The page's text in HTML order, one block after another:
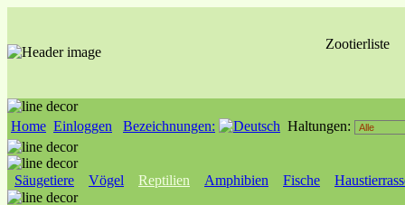
Zootierliste
Home Einloggen Bezeichnungen: Haltungen:
Säugetiere Vögel Reptilien Amphibien Fische